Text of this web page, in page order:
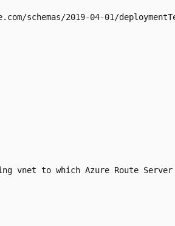
schemas/2019-04-01/
vnet to which Azure Route Server